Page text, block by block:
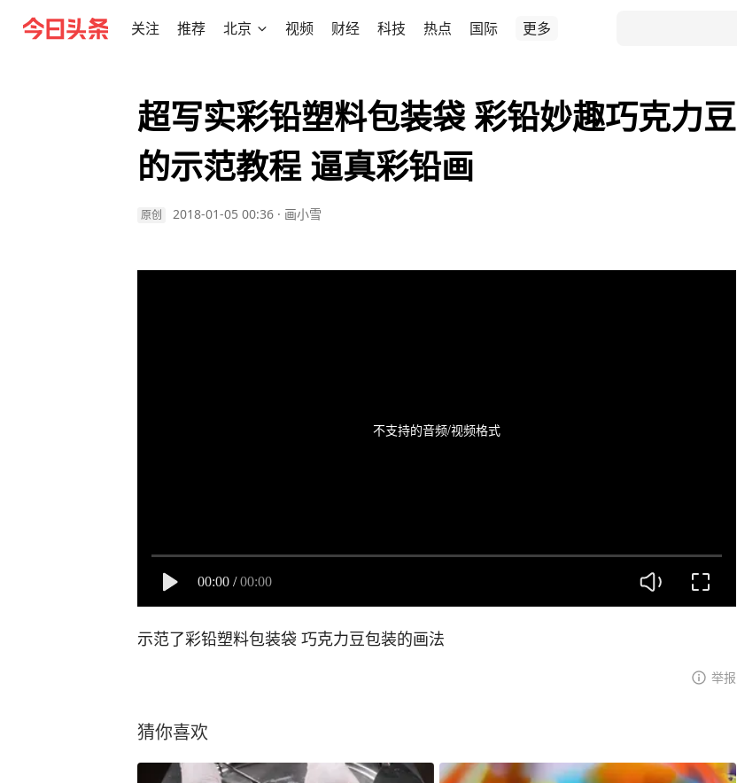
关注 推荐 北京 视频 财经 科技 热点 国际 更多
超写实彩铅塑料包装袋 彩铅妙趣巧克力豆
的示范教程 逼真彩铅画
原创 2018-01-05 00:36 · 画小雪
不支持的音频/视频格式
00:00 / 00:00
示范了彩铅塑料包装袋 巧克力豆包装的画法
举报
猜你喜欢